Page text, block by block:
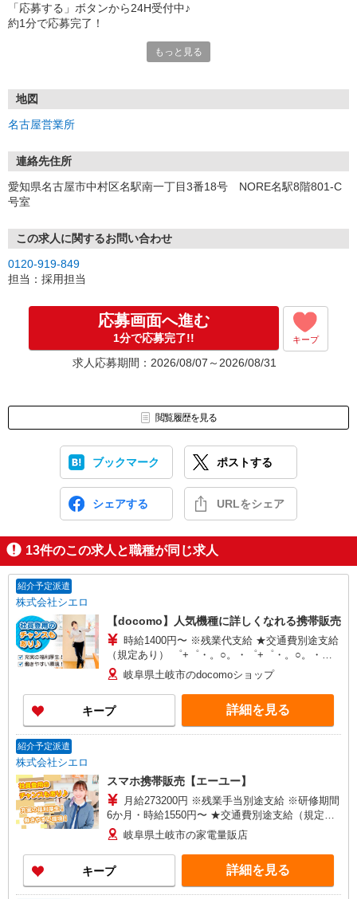
「応募する」ボタンから24H受付中♪
約1分で応募完了！
①応募から3営業日を目安に、メールorお電話でご連絡します。
★スマホでWEB面接（LINEなど）・出張面接・事務所面接と選べま
す
③面接実施（履歴書不要）
④勤務開始（スタート日は応相談）
お気軽にご応募ください♪
もっと見る
地図
名古屋営業所
連絡先住所
愛知県名古屋市中村区名駅南一丁目3番18号 NORE名駅8階801-C
号室
この求人に関するお問い合わせ
0120-919-849
担当：採用担当
応募画面へ進む
1分で応募完了!! キープ
求人応募期間：2026/08/07～2026/08/31
閲覧履歴を見る
ブックマーク ポストする
シェアする URLをシェア
13件のこの求人と職種が同じ求人
紹介予定派遣
株式会社シエロ
【docomo】人気機種に詳しくなれる携帯販売
時給1400円〜 ※残業代支給 ★交通費別途支給
（規定あり） ゜+゜・。○。・゜+゜・。○。・゜
+゜ 入社祝い金10万円支給(規定有) お友達を紹介
頂くと, インセンティブ支給(規定有) ★月2回払
い・週払い可能（規程有）★ ゜・。○。・゜
+゜・。○。・゜+゜
岐阜県土岐市のdocomoショップ
キープ 詳細を見る
紹介予定派遣
株式会社シエロ
スマホ携帯販売【エーユー】
月給273200円 ※残業手当別途支給 ※研修期間
6か月・時給1550円〜 ★交通費別途支給（規定あ
り） ゜+゜・。○。・゜+゜・。○。・゜+゜ 入社
祝い金10万円支給(規定有) お友達を紹介頂くと, イ
ンセンティブ支給(規定有) ゜・。○。・゜+゜・。
○。・゜+゜
岐阜県土岐市の家電量販店
キープ 詳細を見る